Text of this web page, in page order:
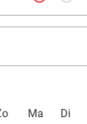
Ma
Di